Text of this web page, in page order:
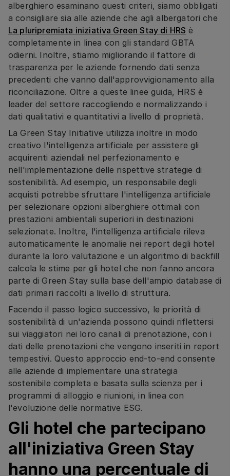
alberghiero esaminano questi criteri, siamo obbligati
a consigliare sia alle aziende che agli albergatori che
La pluripremiata iniziativa Green Stay di HRS è
completamente in linea con gli standard GBTA
odierni. Inoltre, stiamo migliorando il fattore di
trasparenza per le aziende fornendo dati senza
precedenti che vanno dall'approvvigionamento alla
riconciliazione. Oltre a queste linee guida, HRS è
leader del settore raccogliendo e normalizzando i
dati qualitativi e quantitativi a livello di proprietà.
La Green Stay Initiative utilizza inoltre in modo
creativo l'intelligenza artificiale per assistere gli
acquirenti aziendali nel perfezionamento e
nell'implementazione delle rispettive strategie di
sostenibilità. Ad esempio, un responsabile degli
acquisti potrebbe sfruttare l'intelligenza artificiale
per selezionare opzioni alberghiere ottimali con
prestazioni ambientali superiori in destinazioni
selezionate. Inoltre, l'intelligenza artificiale rileva
automaticamente le anomalie nei report degli hotel
durante la loro valutazione e un algoritmo di backfill
calcola le stime per gli hotel che non fanno ancora
parte di Green Stay sulla base dell'ampio database di
dati primari raccolti a livello di struttura.
Facendo il passo logico successivo, le priorità di
sostenibilità di un'azienda possono quindi riflettersi
sui viaggiatori nei loro canali di prenotazione, con i
dati delle prenotazioni che vengono inseriti in report
tempestivi. Questo approccio end-to-end consente
alle aziende di implementare una strategia
sostenibile completa e basata sulla scienza per i
programmi di alloggio e riunioni, in linea con
l'evoluzione delle normative ESG.
Gli hotel che partecipano
all'iniziativa Green Stay
hanno una percentuale di